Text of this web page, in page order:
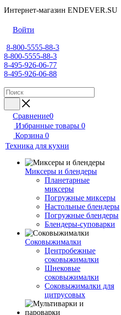
Интернет-магазин ENDEVER.SU
Войти
8-800-5555-88-3
8-800-5555-88-3
8-495-926-06-77
8-495-926-06-88
Сравнение0
Избранные товары 0
Корзина 0
Техника для кухни
Миксеры и блендеры
Планетарные
миксеры
Погружные миксеры
Настольные блендеры
Погружные блендеры
Блендеры-суповарки
Соковыжималки
Центробежные
соковыжималки
Шнековые
соковыжималки
Соковыжималки для
цитрусовых